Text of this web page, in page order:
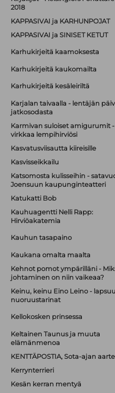
2018
KAPPASIVAI ja KARHUNPOJAT
KAPPASIVAI ja SINISET KETUT
Karhukirjeitä kaamoksesta
Karhukirjeitä kaukomailta
Karhukirjeitä kesäleiriltä
Karjalan taivaalla - lentäjän
jatkosodasta
Karmivan suloiset amigurumit -
virkkaa lempihirviösi
Kasvatusviisautta kiireisille
Kasvisseikkailu
Katsomosta kulisseihin -
Joensuun kaupunginteatteri
Katukatti Bob
Kauhuagentti Nelli Rapp:
Hirviöakatemia
Kauhun tasapaino
Kaukana omalta maalta
Kehnot pomot ympärilläni -
johtaminen on niin vaikeaa?
Keinu, keinu Eino Leino -
nuoruustarinat
Kellokosken prinsessa
Keltainen Taunus ja muuta
elämänmenoa
KENTTÄPOSTIA, Sota-ajan
Kerrynterrieri
Kesän kerran mentyä